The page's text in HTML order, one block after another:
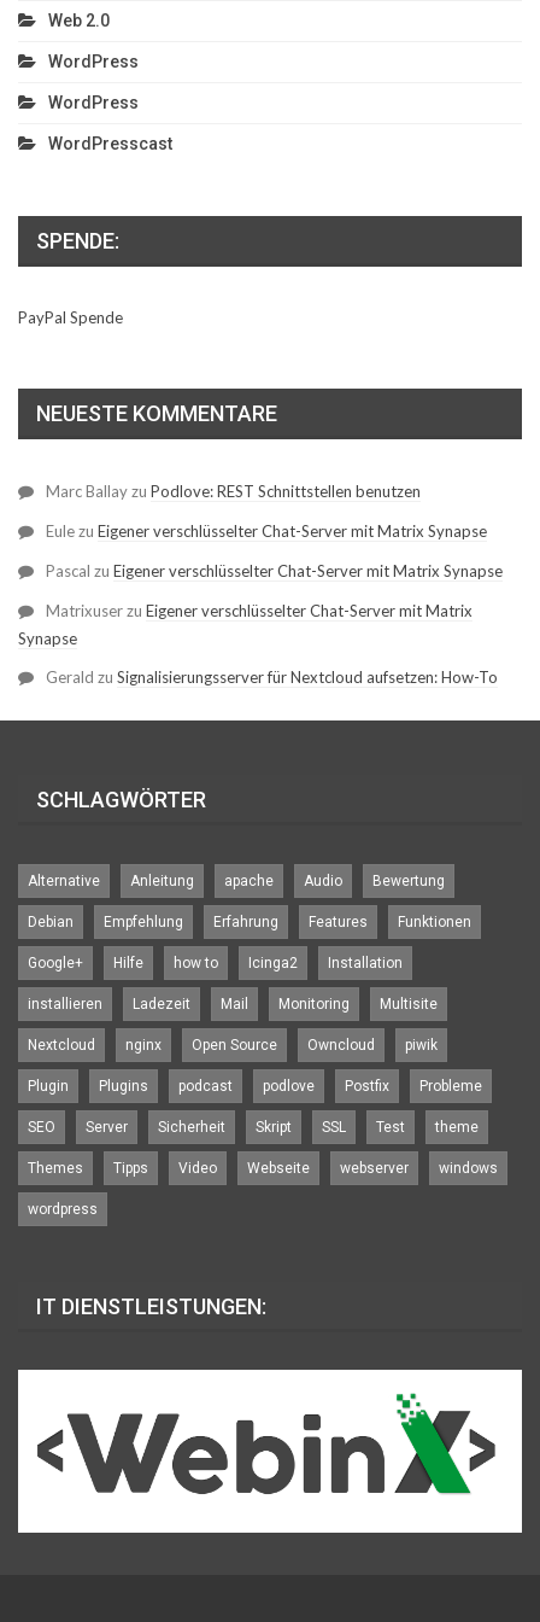
Web 2.0
WordPress
WordPress
WordPresscast
SPENDE:
PayPal Spende
NEUESTE KOMMENTARE
Marc Ballayzu Podlove: REST Schnittstellen benutzen
Eulezu Eigener verschlüsselter Chat-Server mit Matrix Synapse
Pascal zu Eigener verschlüsselter Chat-Server mit Matrix Synapse
Matrixuserzu Eigener verschlüsselter Chat-Server mit Matrix
Synapse
Gerald zu Signalisierungsserver für Nextcloud aufsetzen: How-To
SCHLAGWÖRTER
Alternative Anleitung apache Audio Bewertung
Debian Empfehlung Erfahrung Features Funktionen
Google+ Hilfe how to Icinga2 Installation
installieren Ladezeit Mail Monitoring Multisite
Nextcloud nginx Open Source Owncloud piwik
Plugin Plugins podcast podlove Postfix Probleme
SEO Server Sicherheit Skript SSL Test theme
Themes Tipps Video Webseite webserver windows
wordpress
IT DIENSTLEISTUNGEN: